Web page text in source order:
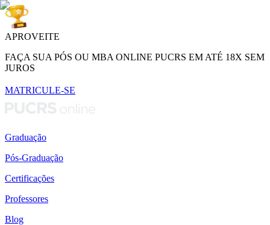
APROVEITE
FAÇA SUA PÓS OU MBA ONLINE PUCRS EM ATÉ 18X SEM
JUROS
MATRICULE-SE
Graduação
Pós-Graduação
Certificações
Professores
Blog